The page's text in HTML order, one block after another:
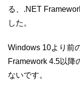
る、.NET
した。
Windows 10より前
Framework 4.5以降
ないです。